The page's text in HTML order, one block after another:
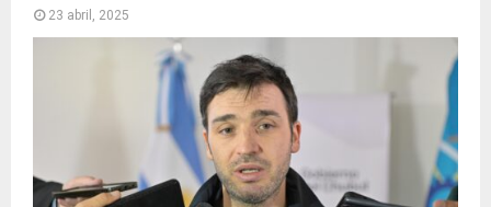
23 abril, 2025